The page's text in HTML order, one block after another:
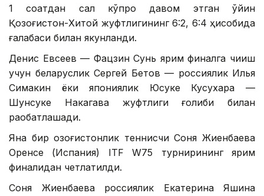
1 соатдан сал кўпроқ давом этган ўйин
Қозоғистон-Хитой жуфтлигининг 6:2, 6:4 ҳисобида
ғалабаси билан якунланди.
Денис Евсеев — Фацзин Сунь ярим финалга чиқиш
учун беларуслик Сергей Бетов — россиялик Илья
Симакин ёки япониялик Юсуке Кусухара —
Шунсуке Накагава жуфтлиги ғолиби билан
рақобатлашади.
Яна бир қозоғистонлик теннисчи Соня Жиенбаева
Оренсе (Испания) ITF W75 турнирининг ярим
финалидан четлатилди.
Соня Жиенбаева россиялик Екатерина Яшина